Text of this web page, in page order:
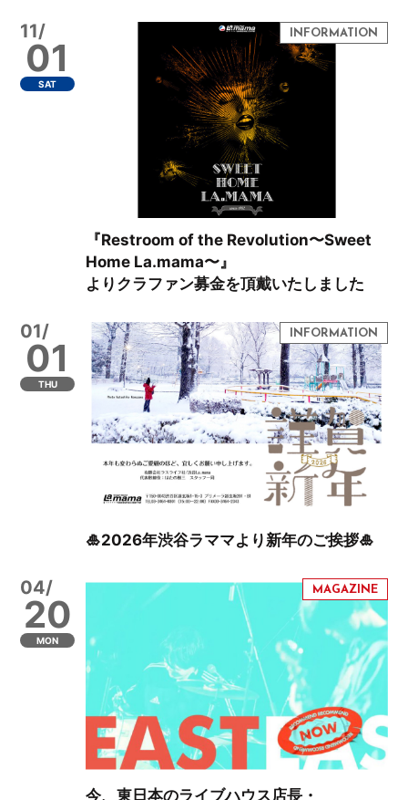
11/
01
SAT
『Restroom of the Revolution〜Sweet
Home La.mama〜』
よりクラファン募金を頂戴いたしました
01/
01
THU
🎍2026年渋谷ラママより新年のご挨拶🎍
04/
20
MON
今、東日本のライブハウス店長・